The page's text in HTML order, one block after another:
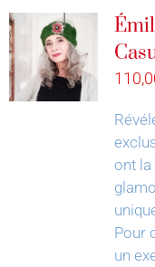
ont la
Pour
un